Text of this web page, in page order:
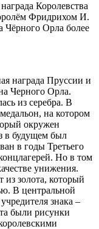
Королевства
Фридрихом И.
Чёрного Орла более
награда Пруссии и
Черного Орла.
из серебра. В
на котором
окружен
в будущем был
в годы Третьего
Но в том
унижения.
из золота, который
В центральной
знака –
были рисунки